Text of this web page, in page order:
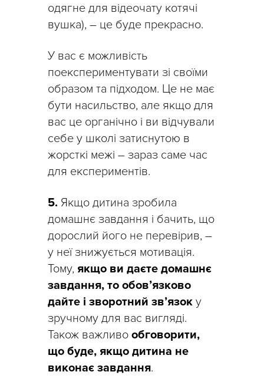
одягне для відеочату котячі
вушка), – це буде прекрасно.
У вас є можливість
поекспериментувати зі своїми
образом та підходом. Це не має
бути насильство, але якщо для
вас це органічно і ви відчували
себе у школі затиснутою в
жорсткі межі – зараз саме час
для експериментів.
5. Якщо дитина зробила
домашнє завдання і бачить, що
дорослий його не перевірив, –
у неї знижується мотивація.
Тому, якщо ви даєте домашнє
завдання, то обов’язково
дайте і зворотний зв’язок у
зручному для вас вигляді.
Також важливо обговорити,
що буде, якщо дитина не
виконає завдання.